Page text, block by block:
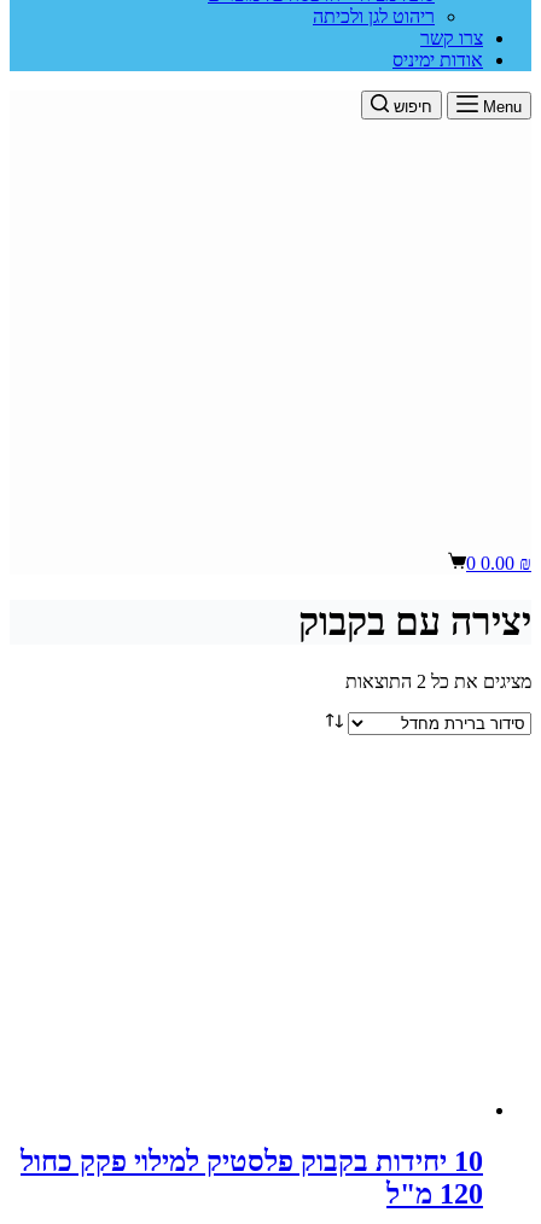
ריהוט לגן ולכיתה
צרו קשר
אודות ימיניס
Menu חיפוש
Shopping
0.00 ₪
0
יצירה עם בקבוק
מציגים את כל ⁦2⁩ התוצאות
10 יחידות בקבוק פלסטיק למילוי פקק כחול
120 מ"ל